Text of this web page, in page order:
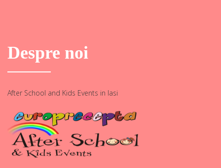
Despre noi
After School and Kids Events in Iasi